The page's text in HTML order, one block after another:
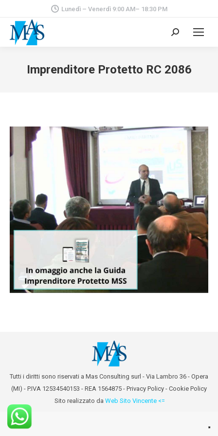
Lunedì – Venerdì 9:00 AM– 18:30 PM
Cerca:
Imprenditore Protetto RC 2086
Tutti i diritti sono riservati a Mas Consulting surl - Via Lambro 36 - Opera
(MI) - P.IVA 12534540153 - REA 1564875 - Privacy Policy - Cookie Policy
Sito realizzato da Web Sito Vincente <=